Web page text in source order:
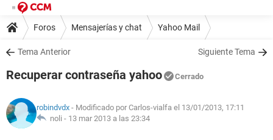
Foros Mensajerías y chat Yahoo Mail
Tema Anterior Siguiente Tema
Recuperar contraseña yahoo Cerrado
robindvdx - Modificado por Carlos-vialfa el 13/01/2013, 17:11
noli - 13 mar 2013 a las 23:34